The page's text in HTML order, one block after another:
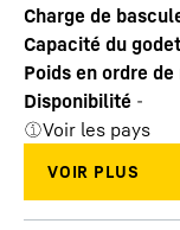
Charge de
Capacité du godet
Poids en ordre
Disponibilité -
Voir les pays